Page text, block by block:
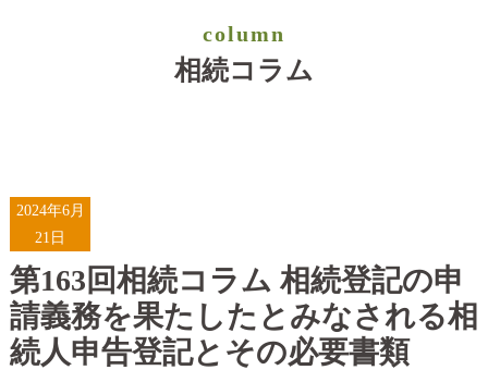
column
相続コラム
2024年6月
21日
第163回相続コラム 相続登記の申
請義務を果たしたとみなされる相
続人申告登記とその必要書類